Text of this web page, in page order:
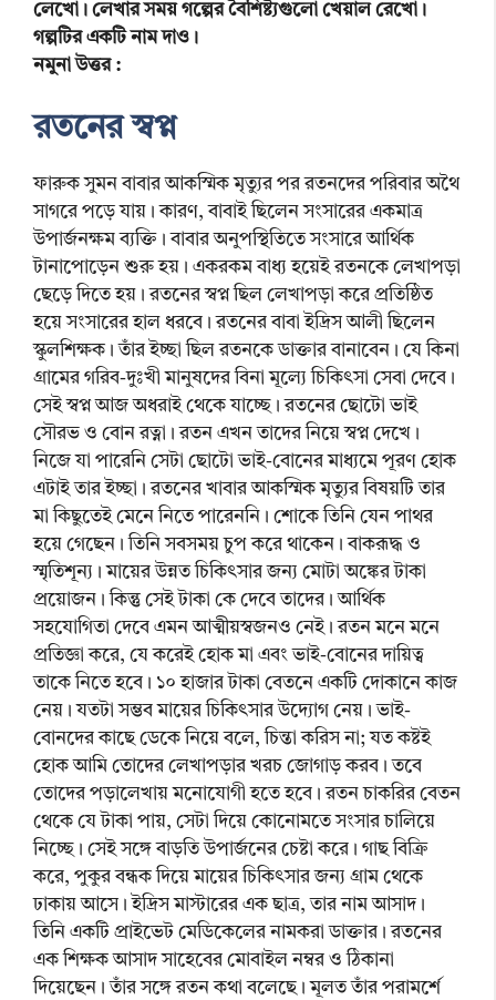
লেখো। লেখার সময় গল্পের বৈশিষ্ট্যগুলো খেয়াল রেখো।
গল্পটির একটি নাম দাও।
নমুনা উত্তর :
রতনের স্বপ্ন
ফারুক সুমন বাবার আকস্মিক মৃত্যুর পর রতনদের পরিবার অথৈ
সাগরে পড়ে যায়। কারণ, বাবাই ছিলেন সংসারের একমাত্র
উপার্জনক্ষম ব্যক্তি। বাবার অনুপস্থিতিতে সংসারে আর্থিক
টানাপোড়েন শুরু হয়। একরকম বাধ্য হয়েই রতনকে লেখাপড়া
ছেড়ে দিতে হয়। রতনের স্বপ্ন ছিল লেখাপড়া করে প্রতিষ্ঠিত
হয়ে সংসারের হাল ধরবে। রতনের বাবা ইদ্রিস আলী ছিলেন
স্কুলশিক্ষক। তাঁর ইচ্ছা ছিল রতনকে ডাক্তার বানাবেন। যে কিনা
গ্রামের গরিব-দুঃখী মানুষদের বিনা মূল্যে চিকিৎসা সেবা দেবে।
সেই স্বপ্ন আজ অধরাই থেকে যাচ্ছে। রতনের ছোটো ভাই
সৌরভ ও বোন রত্না। রতন এখন তাদের নিয়ে স্বপ্ন দেখে।
নিজে যা পারেনি সেটা ছোটো ভাই-বোনের মাধ্যমে পূরণ হোক
এটাই তার ইচ্ছা। রতনের খাবার আকস্মিক মৃত্যুর বিষয়টি তার
মা কিছুতেই মেনে নিতে পারেননি। শোকে তিনি যেন পাথর
হয়ে গেছেন। তিনি সবসময় চুপ করে থাকেন। বাকরূদ্ধ ও
স্মৃতিশূন্য। মায়ের উন্নত চিকিৎসার জন্য মোটা অঙ্কের টাকা
প্রয়োজন। কিন্তু সেই টাকা কে দেবে তাদের। আর্থিক
সহযোগিতা দেবে এমন আত্মীয়স্বজনও নেই। রতন মনে মনে
প্রতিজ্ঞা করে, যে করেই হোক মা এবং ভাই-বোনের দায়িত্ব
তাকে নিতে হবে। ১০ হাজার টাকা বেতনে একটি দোকানে কাজ
নেয়। যতটা সম্ভব মায়ের চিকিৎসার উদ্যোগ নেয়। ভাই-
বোনদের কাছে ডেকে নিয়ে বলে, চিন্তা করিস না; যত কষ্টই
হোক আমি তোদের লেখাপড়ার খরচ জোগাড় করব। তবে
তোদের পড়ালেখায় মনোযোগী হতে হবে। রতন চাকরির বেতন
থেকে যে টাকা পায়, সেটা দিয়ে কোনোমতে সংসার চালিয়ে
নিচ্ছে। সেই সঙ্গে বাড়তি উপার্জনের চেষ্টা করে। গাছ বিক্রি
করে, পুকুর বন্ধক দিয়ে মায়ের চিকিৎসার জন্য গ্রাম থেকে
ঢাকায় আসে। ইদ্রিস মাস্টারের এক ছাত্র, তার নাম আসাদ।
তিনি একটি প্রাইভেট মেডিকেলের নামকরা ডাক্তার। রতনের
এক শিক্ষক আসাদ সাহেবের মোবাইল নম্বর ও ঠিকানা
দিয়েছেন। তাঁর সঙ্গে রতন কথা বলেছে। মূলত তাঁর পরামর্শে